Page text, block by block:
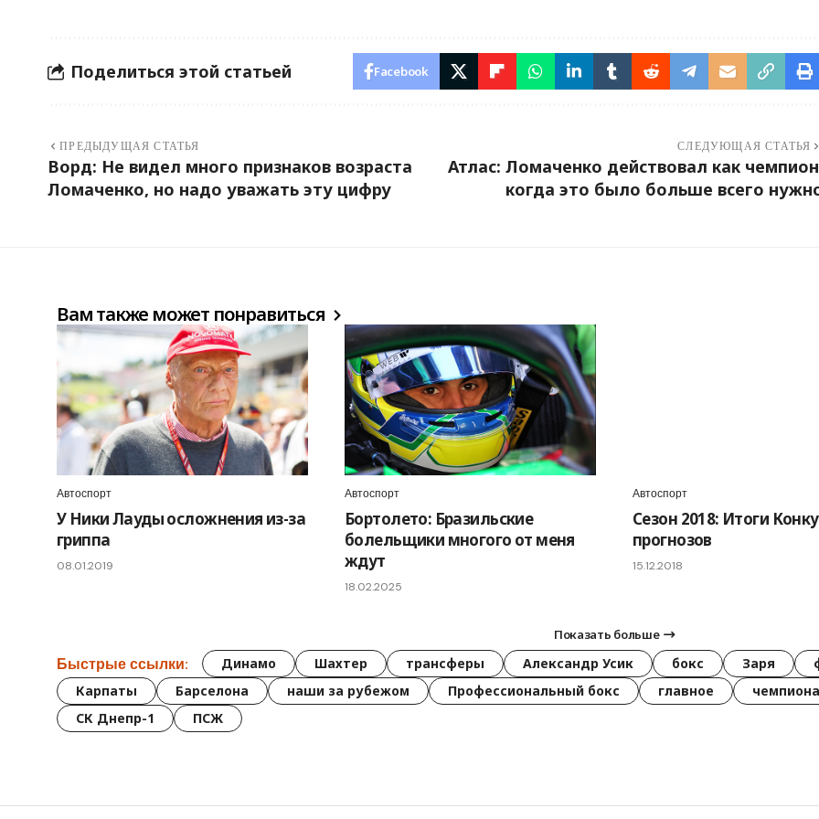
Поделиться этой статьей Facebook
ПРЕДЫДУЩАЯ СТАТЬЯ
Ворд: Не видел много признаков возраста
Ломаченко, но надо уважать эту цифру
СЛЕДУЮЩАЯ СТАТЬЯ
Атлас: Ломаченко действовал как
когда это было больше всего
Вам также может понравиться
Автоспорт
У Ники Лауды осложнения из-за
гриппа
08.01.2019
Автоспорт
Бортолето: Бразильские
болельщики многого от меня
ждут
18.02.2025
Автоспорт
Сезон 2018: Итоги
прогнозов
15.12.2018
Показать больше
Быстрые ссылки: Динамо Шахтер трансферы Александр Усик бокс Заря
Карпаты
Барселона наши за рубежом Профессиональный бокс главное
СК Днепр-1
ПСЖ